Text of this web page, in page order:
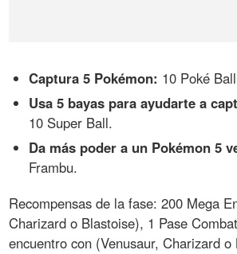
Captura 5 Pokémon: 10 Poké
Usa 5 bayas para ayudarte a
10 Super Ball.
Da más poder a un Pokémon 5
Frambu.
Recompensas de la fase: 200 Mega
Charizard o Blastoise), 1 Pase
encuentro con (Venusaur, Charizard o